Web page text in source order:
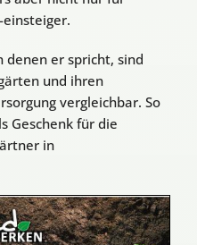
denen er spricht, sind
und ihren
vergleichbar. So
Geschenk für die
in